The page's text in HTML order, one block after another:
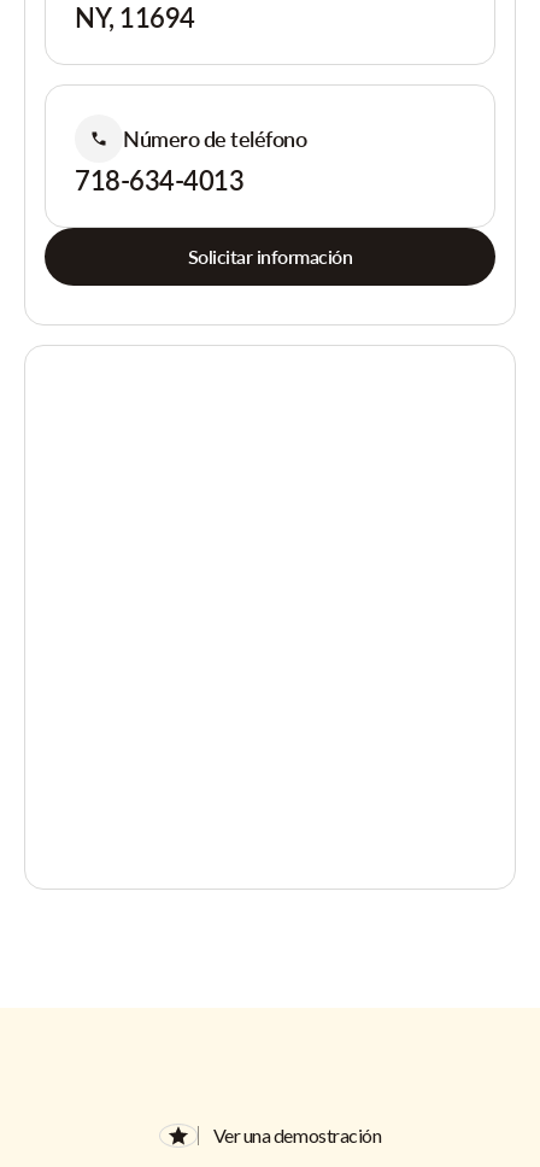
NY, 11694
Número de teléfono
718-634-4013
Solicitar información
Ver una demostración